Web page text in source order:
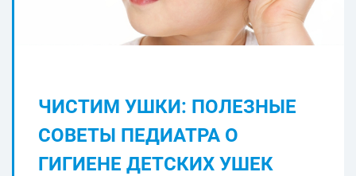
ЧИСТИМ УШКИ: ПОЛЕЗНЫЕ
СОВЕТЫ ПЕДИАТРА О
ГИГИЕНЕ ДЕТСКИХ УШЕК